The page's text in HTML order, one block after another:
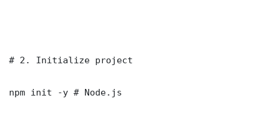
# 2. Initialize project
npm init -y # Node.js